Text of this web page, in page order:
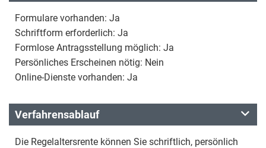
Formulare vorhanden: Ja
Schriftform erforderlich: Ja
Formlose Antragsstellung möglich: Ja
Persönliches Erscheinen nötig: Nein
Online-Dienste vorhanden: Ja
Verfahrensablauf
Die Regelaltersrente können Sie schriftlich, persönlich